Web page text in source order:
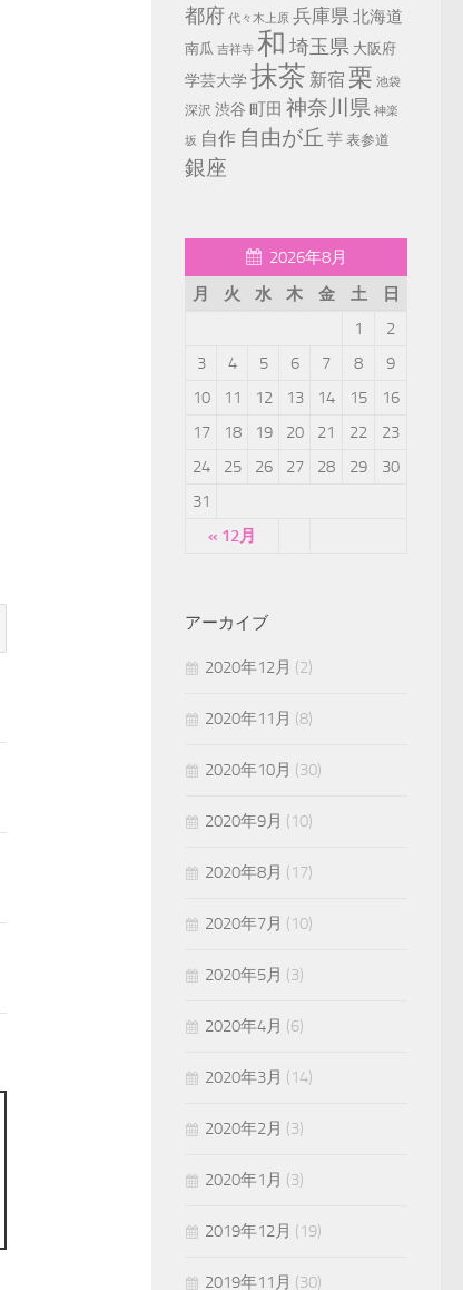
都府 代々木上原 兵庫県北海道
南瓜 吉祥寺 和 埼玉県 大阪府
学芸大学抹茶 新宿 栗 池袋
深沢 渋谷 町田 神奈川県 神楽
坂 自作 自由が丘 芋 表参道
銀座
2026年8月
月
火 水 木 金 土 日
« 12月
1
2
3
4 5 6 7 8
9
10
11 12 13 14 15
16
17
18 19 20 21 22
23
24
25 26 27 28 29
30
31
アーカイブ
2020年12月 (2)
2020年11月 (8)
2020年10月 (30)
2020年9月 (10)
2020年8月 (17)
2020年7月 (10)
2020年5月 (3)
2020年4月 (6)
2020年3月 (14)
2020年2月 (3)
2020年1月 (3)
2019年12月 (19)
2019年11月 (30)